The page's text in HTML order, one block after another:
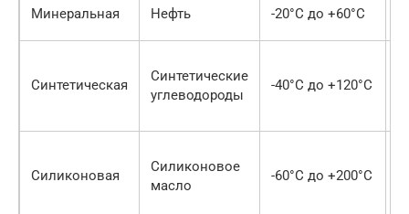
Минеральная Нефть -20°C до +60°C
Синтетическая
Синтетические
углеводороды
-40°C до +120°C
Силиконовая
Силиконовое
масло
-60°C до +200°C